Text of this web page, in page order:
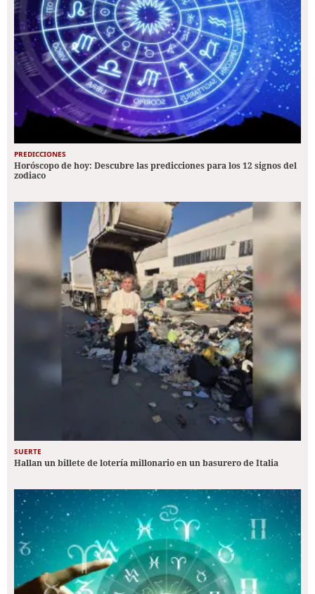
PREDICCIONES
Horóscopo de hoy: Descubre las predicciones para los 12 signos del
zodiaco
SUERTE
Hallan un billete de lotería millonario en un basurero de Italia